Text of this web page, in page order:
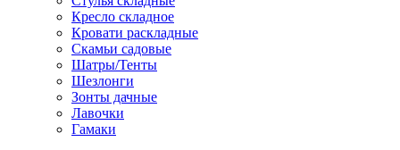
Кресло складное
Кровати раскладные
Скамьи садовые
Шатры/Тенты
Шезлонги
Зонты дачные
Лавочки
Гамаки